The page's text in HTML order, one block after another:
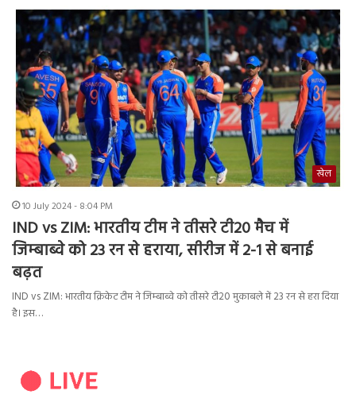
खेल
10 July 2024 - 8:04 PM
IND vs ZIM: भारतीय टीम ने तीसरे टी20 मैच में
जिम्बाब्वे को 23 रन से हराया, सीरीज में 2-1 से बनाई
बढ़त
IND vs ZIM: भारतीय क्रिकेट टीम ने जिम्बाब्वे को तीसरे टी20 मुकाबले में 23 रन से हरा दिया
है। इस…